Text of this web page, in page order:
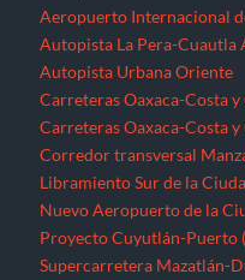
Aeropuerto Internacional
Autopista La Pera-Cuautla
Autopista Urbana Oriente
Carreteras Oaxaca-Costa
Carreteras Oaxaca-Costa
Corredor transversal
Libramiento Sur de la
Nuevo Aeropuerto de la
Proyecto Cuyutlán-Puerto
Supercarretera Mazatlán-